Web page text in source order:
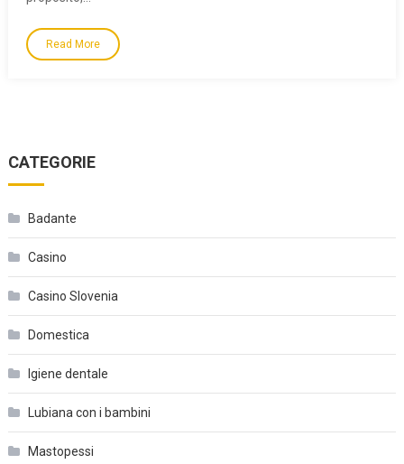
Read More
CATEGORIE
Badante
Casino
Casino Slovenia
Domestica
Igiene dentale
Lubiana con i bambini
Mastopessi